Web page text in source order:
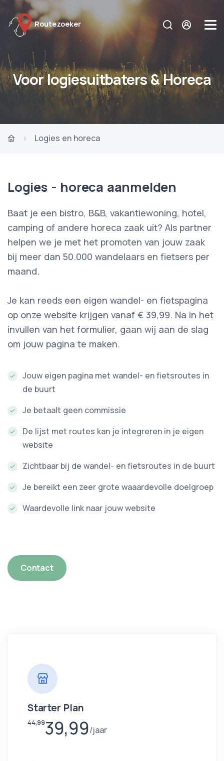
Routezoeker
Voor logiesuitbaters & Horeca
Logies en horeca
Logies - horeca aanmelden
Baat je een bistro, B&B, vakantiewoning, hotel,
camping of andere horeca zaak uit? Als partner
helpen we je met het promoten van jouw zaak
bij meer dan 50.000 wandelaars en fietsers per
maand.
Je kan reeds een eigen wandel- en fietspagina
op onze website krijgen vanaf € 39,99. Na in het
invullen van het formulier, gaan wij aan de slag
om jouw pagina te maken.
Jouw eigen pagina met wandel- en fietsroutes in
de buurt
Je betaalt geen commissie
De lijst met routes kan je integreren in je eigen
website
Zichtbaar bij de wandel- en fietsroutes in de buurt
Je bereikt een zeer grote waaardevolle doelgroep
Waardevolle link naar jouw website
Contact
Starter Plan
44,9939,99 jaar